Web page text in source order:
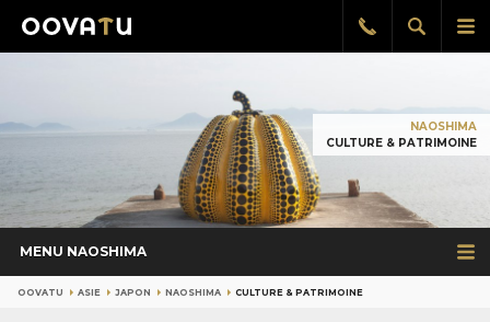
le
Afficher
la
Rappel
gratuit
NAOSHIMA
CULTURE & PATRIMOINE
MENU NAOSHIMA
OOVATU ASIE JAPON NAOSHIMA CULTURE & PATRIMOINE